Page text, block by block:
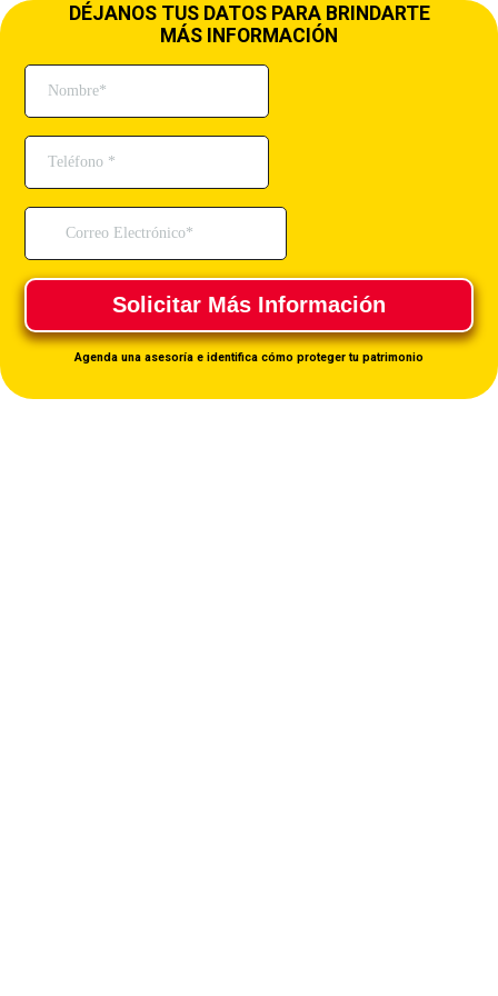
DÉJANOS TUS DATOS PARA BRINDARTE
MÁS INFORMACIÓN
Solicitar Más Información
Agenda una asesoría e identifica cómo proteger tu patrimonio